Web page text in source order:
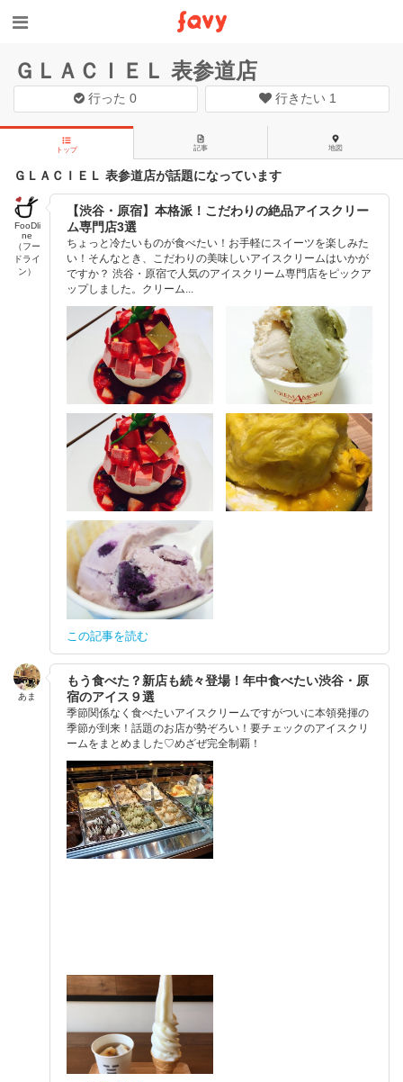
ＧＬＡＣＩＥＬ 表参道店
行った0 行きたい 1
トップ 記事 地図
ＧＬＡＣＩＥＬ 表参道店が話題になっています
FooDli
ne
（フー
ドライ
ン）
【渋谷・原宿】本格派！こだわりの絶品アイスクリー
ム専門店3選
ちょっと冷たいものが食べたい！お手軽にスイーツを楽しみた
い！そんなとき、こだわりの美味しいアイスクリームはいかが
ですか？ 渋谷・原宿で人気のアイスクリーム専門店をピックア
ップしました。クリーム...
この記事を読む
あま
もう食べた？新店も続々登場！年中食べたい渋谷・原
宿のアイス９選
季節関係なく食べたいアイスクリームですがついに本領発揮の
季節が到来！話題のお店が勢ぞろい！要チェックのアイスクリ
ームをまとめました♡めざぜ完全制覇！